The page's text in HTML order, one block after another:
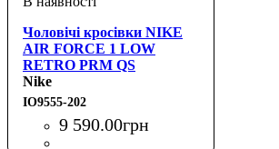
Чоловічі кросівки NIKE
AIR FORCE 1 LOW
RETRO PRM QS
Nike
IO9555-202
9 590.00грн